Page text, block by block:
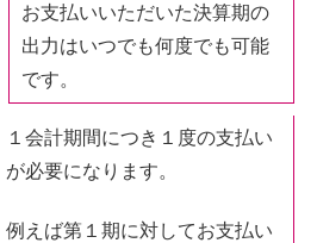
お支払いいただいた決算期の
出力はいつでも何度でも可能
です。
１会計期間につき１度の支払い
が必要になります。
例えば第１期に対してお支払い